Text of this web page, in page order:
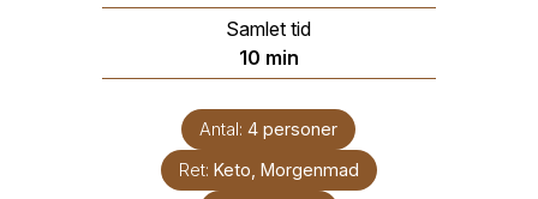
Samlet tid
10minutter
min
Antal:4 personer
Ret: Keto, Morgenmad